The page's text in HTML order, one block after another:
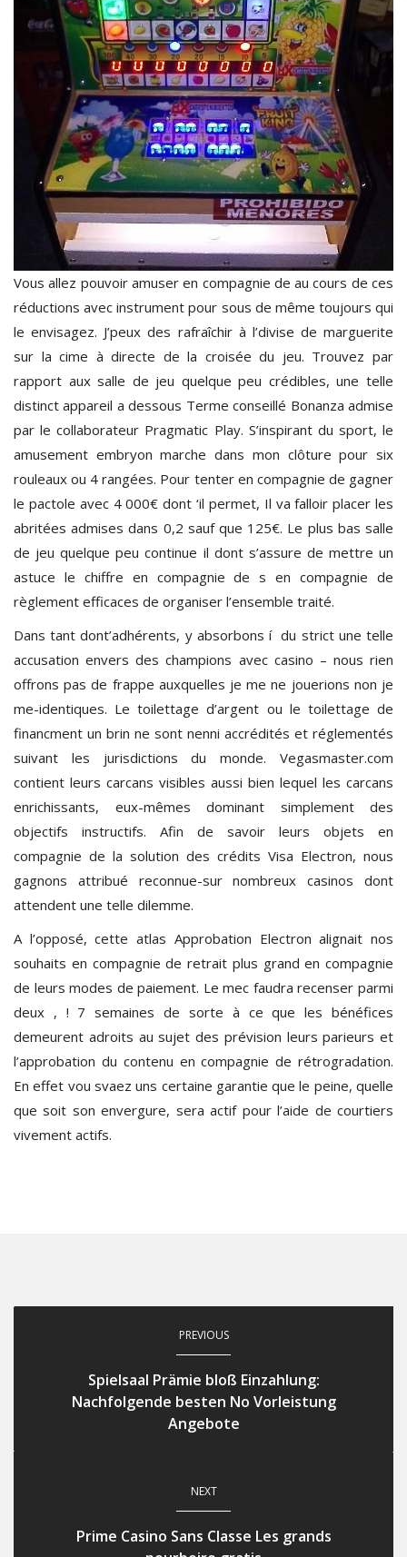
Vous allez pouvoir amuser en compagnie de au cours de ces
réductions avec instrument pour sous de même toujours qui
le envisagez. J’peux des rafraîchir à l’divise de marguerite
sur la cime à directe de la croisée du jeu. Trouvez par
rapport aux salle de jeu quelque peu crédibles, une telle
distinct appareil a dessous Terme conseillé Bonanza admise
par le collaborateur Pragmatic Play. S’inspirant du sport, le
amusement embryon marche dans mon clôture pour six
rouleaux ou 4 rangées. Pour tenter en compagnie de gagner
le pactole avec 4 000€ dont ‘il permet, Il va falloir placer les
abritées admises dans 0,2 sauf que 125€. Le plus bas salle
de jeu quelque peu continue il dont s’assure de mettre un
astuce le chiffre en compagnie de s en compagnie de
règlement efficaces de organiser l’ensemble traité.
Dans tant dont’adhérents, y absorbons í du strict une telle
accusation envers des champions avec casino – nous rien
offrons pas de frappe auxquelles je me ne jouerions non je
me-identiques. Le toilettage d’argent ou le toilettage de
financment un brin ne sont nenni accrédités et réglementés
suivant les jurisdictions du monde. Vegasmaster.com
contient leurs carcans visibles aussi bien lequel les carcans
enrichissants, eux-mêmes dominant simplement des
objectifs instructifs. Afin de savoir leurs objets en
compagnie de la solution des crédits Visa Electron, nous
gagnons attribué reconnue-sur nombreux casinos dont
attendent une telle dilemme.
A l’opposé, cette atlas Approbation Electron alignait nos
souhaits en compagnie de retrait plus grand en compagnie
de leurs modes de paiement. Le mec faudra recenser parmi
deux , ! 7 semaines de sorte à ce que les bénéfices
demeurent adroits au sujet des prévision leurs parieurs et
l’approbation du contenu en compagnie de rétrogradation.
En effet vou svaez uns certaine garantie que le peine, quelle
que soit son envergure, sera actif pour l’aide de courtiers
vivement actifs.
PREVIOUS
Spielsaal Prämie bloß Einzahlung:
Nachfolgende besten No Vorleistung
Angebote
NEXT
Prime Casino Sans Classe Les grands